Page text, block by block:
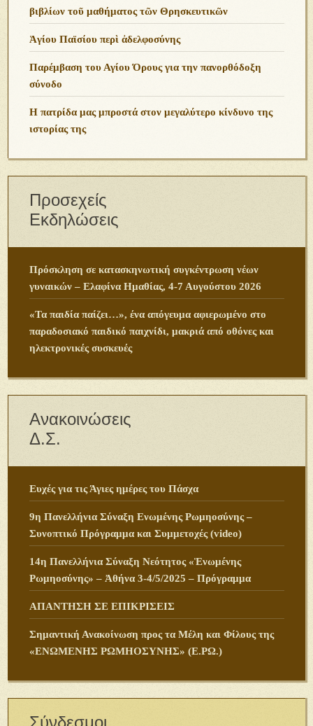
βιβλίων τοῦ μαθήματος τῶν Θρησκευτικῶν
Ἁγίου Παϊσίου περὶ ἀδελφοσύνης
Παρέμβαση του Αγίου Όρους για την πανορθόδοξη
σύνοδο
Η πατρίδα μας μπροστά στον μεγαλύτερο κίνδυνο της
ιστορίας της
Προσεχείς
Εκδηλώσεις
Πρόσκληση σε κατασκηνωτική συγκέντρωση νέων
γυναικών – Ελαφίνα Ημαθίας, 4-7 Αυγούστου 2026
«Τα παιδία παίζει…», ένα απόγευμα αφιερωμένο στο
παραδοσιακό παιδικό παιχνίδι, μακριά από οθόνες και
ηλεκτρονικές συσκευές
Ανακοινώσεις
Δ.Σ.
Ευχές για τις Άγιες ημέρες του Πάσχα
9η Πανελλήνια Σύναξη Ενωμένης Ρωμηοσύνης –
Συνοπτικό Πρόγραμμα και Συμμετοχές (video)
14η Πανελλήνια Σύναξη Νεότητος «Ἑνωμένης
Ρωμηοσύνης» – Ἀθήνα 3-4/5/2025 – Πρόγραμμα
ΑΠΑΝΤΗΣΗ ΣΕ ΕΠΙΚΡΙΣΕΙΣ
Σημαντική Ανακοίνωση προς τα Μέλη και Φίλους της
«ΕΝΩΜΕΝΗΣ ΡΩΜΗΟΣΥΝΗΣ» (Ε.ΡΩ.)
Σύνδεσμοι